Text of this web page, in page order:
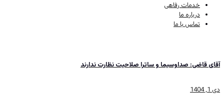
خدمات رفاهی
درباره ما
تماس با ما
آقای قاضی: صداوسیما و ساترا صلاحیت نظارت ندارند
دی 1, 1404